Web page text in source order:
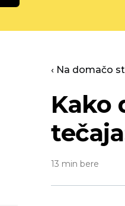
‹ Na domačo
Kako
13 min bere